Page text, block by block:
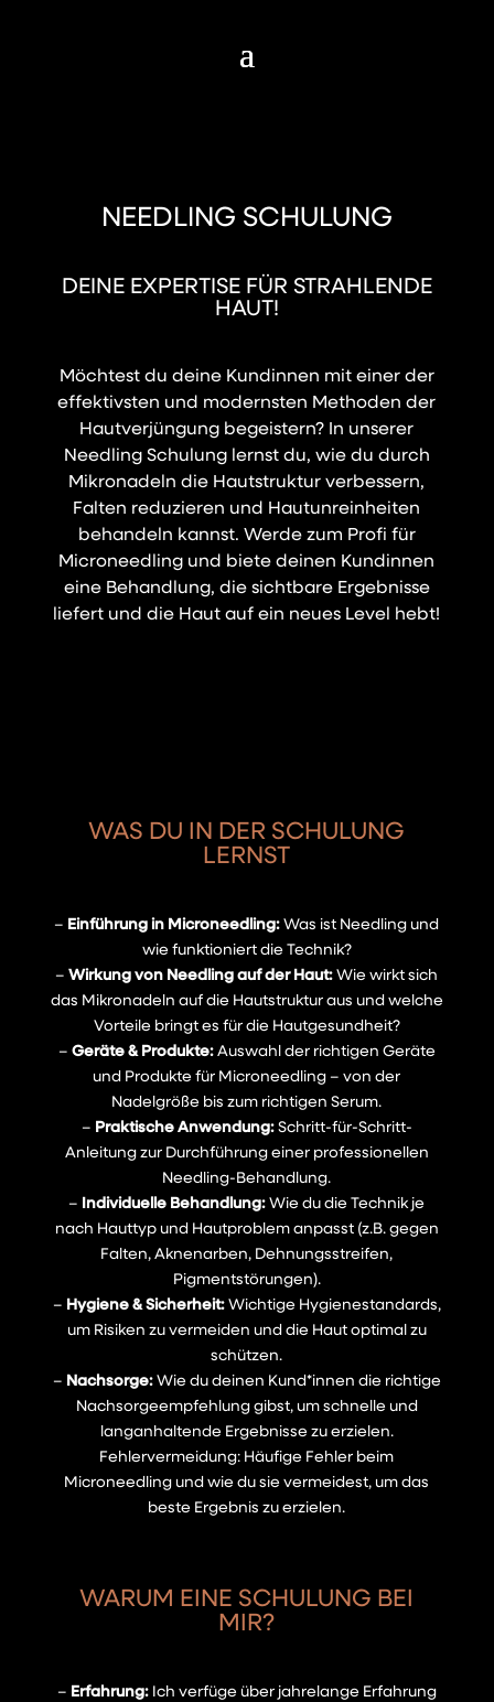
NEEDLING SCHULUNG
DEINE EXPERTISE FÜR STRAHLENDE
HAUT!
Möchtest du deine Kundinnen mit einer der
effektivsten und modernsten Methoden der
Hautverjüngung begeistern? In unserer
Needling Schulung lernst du, wie du durch
Mikronadeln die Hautstruktur verbessern,
Falten reduzieren und Hautunreinheiten
behandeln kannst. Werde zum Profi für
Microneedling und biete deinen Kundinnen
eine Behandlung, die sichtbare Ergebnisse
liefert und die Haut auf ein neues Level hebt!
WAS DU IN DER SCHULUNG
LERNST
– Einführung in Microneedling:Was ist Needling und
wie funktioniert die Technik?
–Wirkung von Needling auf der Haut:Wie wirkt sich
das Mikronadeln auf die Hautstruktur aus und welche
Vorteile bringt es für die Hautgesundheit?
– Geräte & Produkte:Auswahl der richtigen Geräte
und Produkte für Microneedling – von der
Nadelgröße bis zum richtigen Serum.
– Praktische Anwendung:Schritt-für-Schritt-
Anleitung zur Durchführung einer professionellen
Needling-Behandlung.
– Individuelle Behandlung:Wie du die Technik je
nach Hauttyp und Hautproblem anpasst (z.B. gegen
Falten, Aknenarben, Dehnungsstreifen,
Pigmentstörungen).
– Hygiene & Sicherheit:Wichtige Hygienestandards,
um Risiken zu vermeiden und die Haut optimal zu
schützen.
– Nachsorge:Wie du deinen Kund*innen die richtige
Nachsorgeempfehlung gibst, um schnelle und
langanhaltende Ergebnisse zu erzielen.
Fehlervermeidung: Häufige Fehler beim
Microneedling und wie du sie vermeidest, um das
beste Ergebnis zu erzielen.
WARUM EINE SCHULUNG BEI
MIR?
– Erfahrung:Ich verfüge über jahrelange Erfahrung